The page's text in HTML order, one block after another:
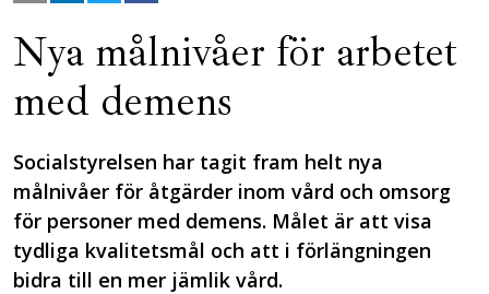
Nya målnivåer för arbetet
med demens
Socialstyrelsen har tagit fram helt nya
målnivåer för åtgärder inom vård och omsorg
för personer med demens. Målet är att visa
tydliga kvalitetsmål och att i förlängningen
bidra till en mer jämlik vård.